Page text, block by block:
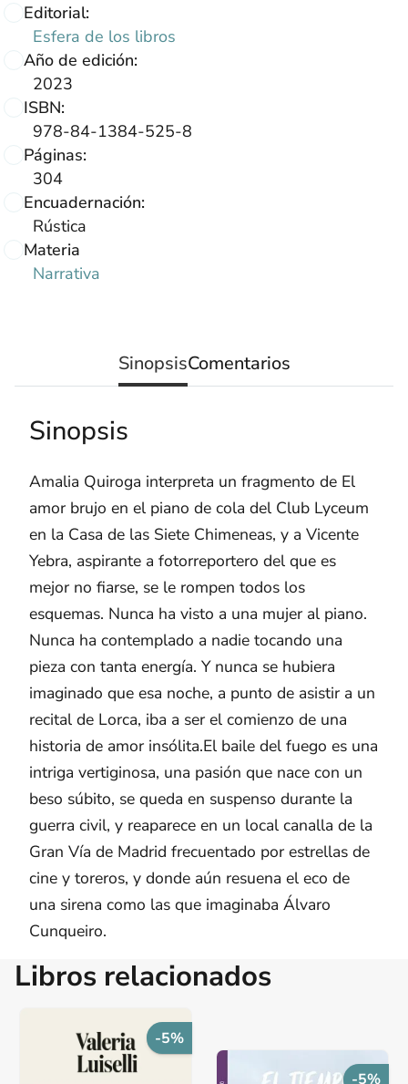
Editorial:
Esfera de los libros
Año de edición:
2023
ISBN:
978-84-1384-525-8
Páginas:
304
Encuadernación:
Rústica
Materia
Narrativa
SinopsisComentarios
Sinopsis
Amalia Quiroga interpreta un fragmento de El
amor brujo en el piano de cola del Club Lyceum
en la Casa de las Siete Chimeneas, y a Vicente
Yebra, aspirante a fotorreportero del que es
mejor no fiarse, se le rompen todos los
esquemas. Nunca ha visto a una mujer al piano.
Nunca ha contemplado a nadie tocando una
pieza con tanta energía. Y nunca se hubiera
imaginado que esa noche, a punto de asistir a un
recital de Lorca, iba a ser el comienzo de una
historia de amor insólita.El baile del fuego es una
intriga vertiginosa, una pasión que nace con un
beso súbito, se queda en suspenso durante la
guerra civil, y reaparece en un local canalla de la
Gran Vía de Madrid frecuentado por estrellas de
cine y toreros, y donde aún resuena el eco de
una sirena como las que imaginaba Álvaro
Cunqueiro.
Libros relacionados
-5%
-5%